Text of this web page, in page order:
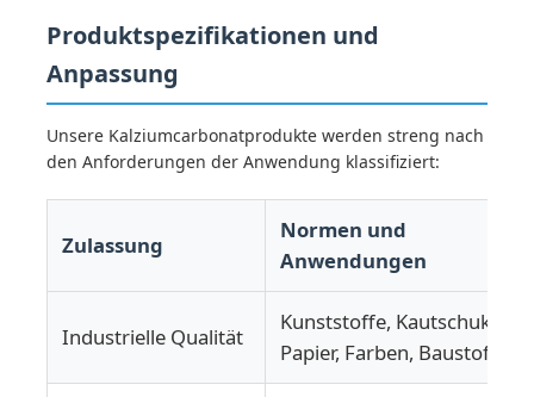
Produktspezifikationen und
Anpassung
Unsere Kalziumcarbonatprodukte werden streng nach
den Anforderungen der Anwendung klassifiziert:
Zulassung
Normen und
Anwendungen
Industrielle Qualität
Kunststoffe, Kautschuk,
Papier, Farben, Baustoffe